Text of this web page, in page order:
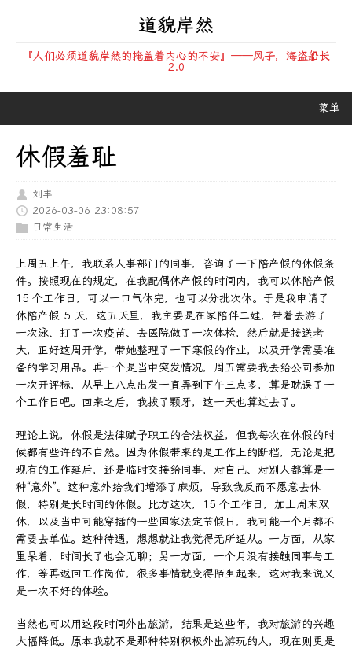
道貌岸然
『人们必须道貌岸然的掩盖着内心的不安』——风子，海盗船长
2.0
菜单
休假羞耻
刘丰
2026-03-06 23:08:57
日常生活
上周五上午，我联系人事部门的同事，咨询了一下陪产假的休假条
件。按照现在的规定，在我配偶休产假的时间内，我可以休陪产假
15 个工作日，可以一口气休完，也可以分批次休。于是我申请了
休陪产假 5 天，这五天里，我主要是在家陪伴二娃，带着去游了
一次泳、打了一次疫苗、去医院做了一次体检，然后就是接送老
大，正好这周开学，带她整理了一下寒假的作业，以及开学需要准
备的学习用品。再一个是当中突发情况，周五需要我去给公司参加
一次开评标，从早上八点出发一直弄到下午三点多，算是耽误了一
个工作日吧。回来之后，我拔了颗牙，这一天也算过去了。
理论上说，休假是法律赋予职工的合法权益，但我每次在休假的时
候都有些许的不自然。因为休假带来的是工作上的断档，无论是把
现有的工作延后，还是临时交接给同事，对自己、对别人都算是一
种“意外”。这种意外给我们增添了麻烦，导致我反而不愿意去休
假，特别是长时间的休假。比方这次，15 个工作日，加上周末双
休，以及当中可能穿插的一些国家法定节假日，我可能一个月都不
需要去单位。这种待遇，想想就让我觉得无所适从。一方面，从家
里呆着，时间长了也会无聊；另一方面，一个月没有接触同事与工
作，等再返回工作岗位，很多事情就变得陌生起来，这对我来说又
是一次不好的体验。
当然也可以用这段时间外出旅游，结果是这些年，我对旅游的兴趣
大幅降低。原本我就不是那种特别积极外出游玩的人，现在则更是